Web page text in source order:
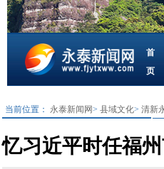
首
页
当前位置： 永泰新闻网>县域文化>清新
忆习近平时任福